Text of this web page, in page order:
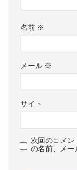
名前 ※
メール ※
サイト
次回のコメン
の名前、メー